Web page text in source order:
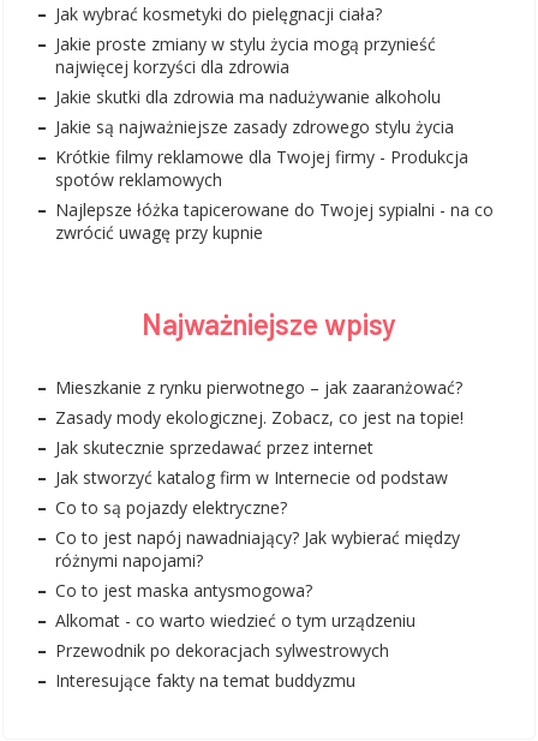
Jak wybrać kosmetyki do pielęgnacji ciała?
Jakie proste zmiany w stylu życia mogą przynieść
najwięcej korzyści dla zdrowia
Jakie skutki dla zdrowia ma nadużywanie alkoholu
Jakie są najważniejsze zasady zdrowego stylu życia
Krótkie filmy reklamowe dla Twojej firmy - Produkcja
spotów reklamowych
Najlepsze łóżka tapicerowane do Twojej sypialni - na co
zwrócić uwagę przy kupnie
Najważniejsze wpisy
Mieszkanie z rynku pierwotnego – jak zaaranżować?
Zasady mody ekologicznej. Zobacz, co jest na topie!
Jak skutecznie sprzedawać przez internet
Jak stworzyć katalog firm w Internecie od podstaw
Co to są pojazdy elektryczne?
Co to jest napój nawadniający? Jak wybierać między
różnymi napojami?
Co to jest maska antysmogowa?
Alkomat - co warto wiedzieć o tym urządzeniu
Przewodnik po dekoracjach sylwestrowych
Interesujące fakty na temat buddyzmu